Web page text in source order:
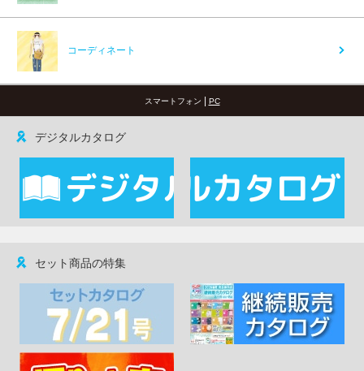
コーディネート
スマートフォン PC
デジタルカタログ
セット商品の特集